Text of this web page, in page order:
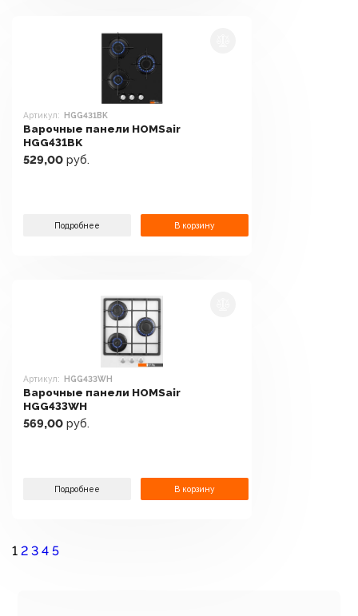
Артикул: HGG431BK
Варочные панели HOMSair
HGG431BK
529,00 руб.
Подробнее В корзину
Артикул: HGG433WH
Варочные панели HOMSair
HGG433WH
569,00 руб.
Подробнее В корзину
1 2 3 4 5